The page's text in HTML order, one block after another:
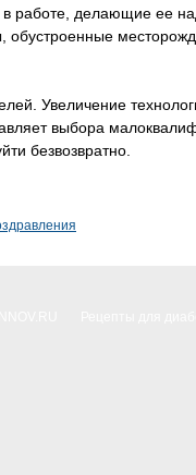
работе, делающие ее
обустроенные
Увеличение
выбора
безвозвратно.